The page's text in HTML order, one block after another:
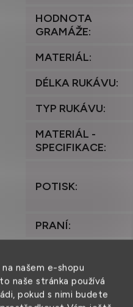
našem e-shopu
naše stránka používá
pokud s nimi budete
HODNOTA
GRAMÁŽE:
MATERIÁL:
DÉLKA RUKÁVU:
TYP RUKÁVU:
MATERIÁL -
SPECIFIKACE:
POTISK:
PRANÍ:
VÁHA:
ZEMĚ PŮVODU